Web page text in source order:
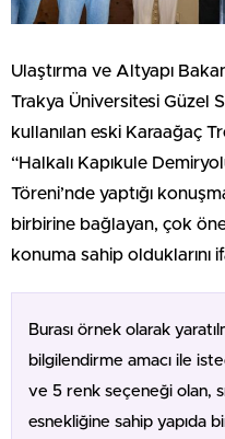
Ulaştırma ve Altyapı
Trakya Üniversitesi Güzel
kullanılan eski Karaağaç
“Halkalı Kapıkule
Töreni’nde yaptığı
birbirine bağlayan, çok
konuma sahip olduklarını
Burası örnek olarak
bilgilendirme amacı ile
ve 5 renk seçeneği olan,
esnekliğine sahip yapıda